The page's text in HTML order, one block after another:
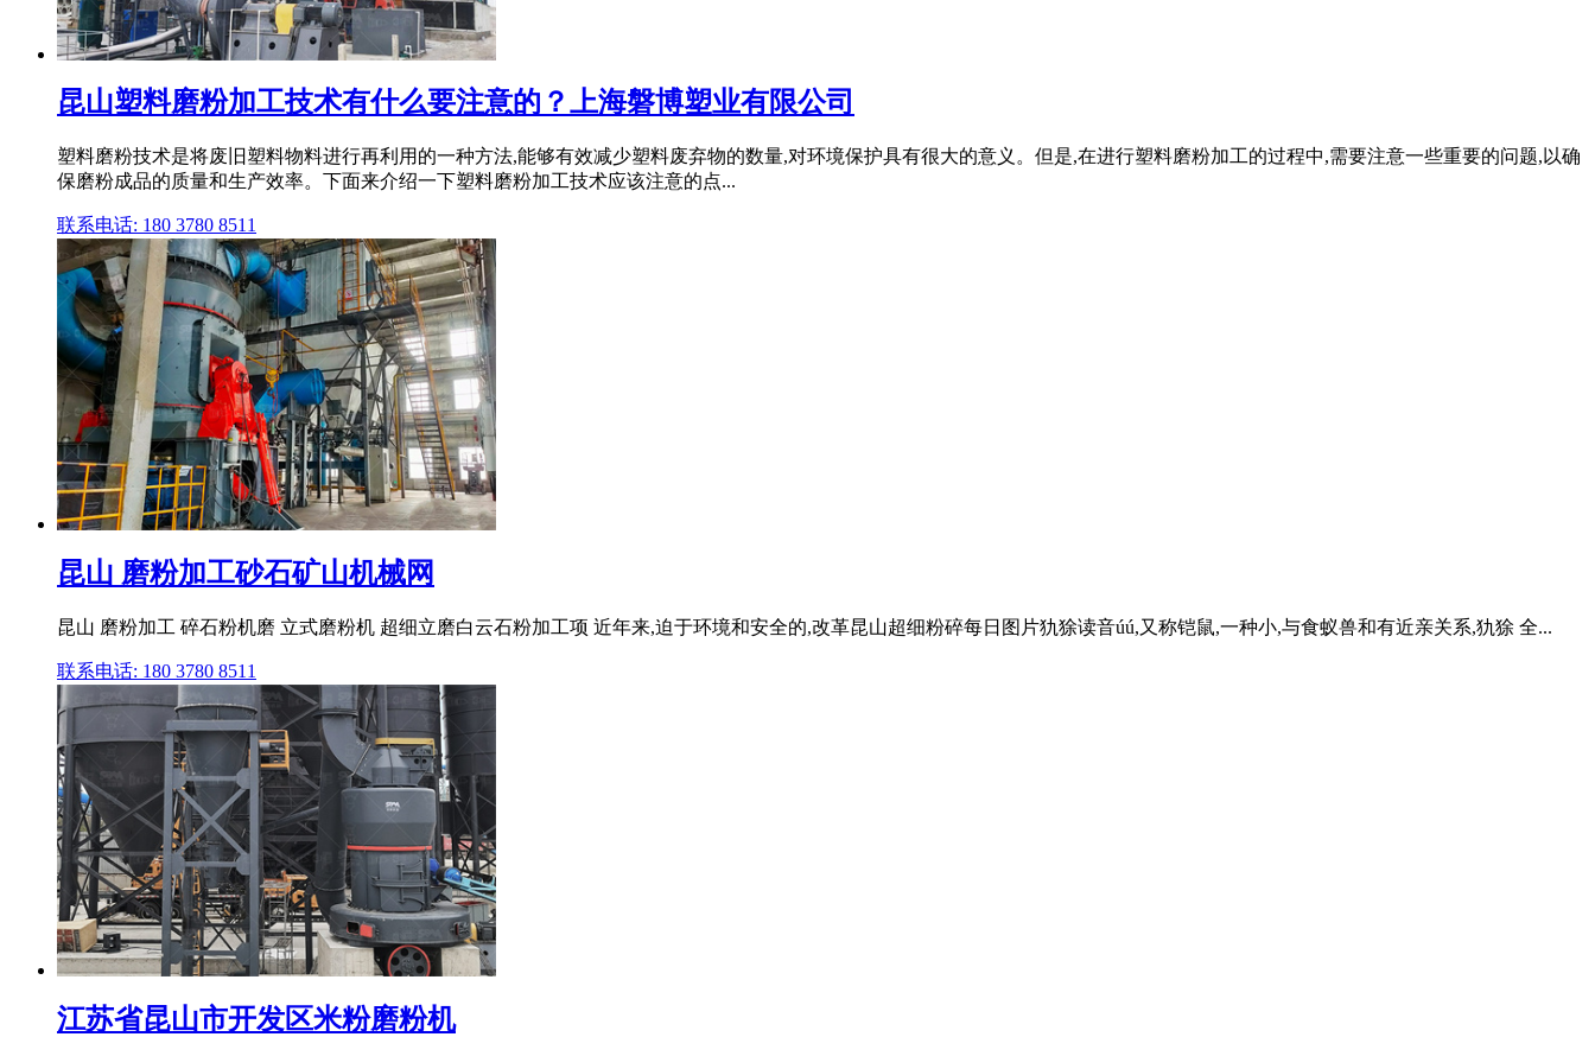
昆山塑料磨粉加工技术有什么要注意的？上海磐博塑业有限公司
塑料磨粉技术是将废旧塑料物料进行再利用的一种方法,能够有效减少塑料废弃物的数量,对环境保护具有很大的意义。但是,在进行塑料磨粉加工的过程中,需要注意一些重要的问题,以确
保磨粉成品的质量和生产效率。下面来介绍一下塑料磨粉加工技术应该注意的点...
联系电话: 180 3780 8511
昆山 磨粉加工砂石矿山机械网
昆山 磨粉加工 碎石粉机磨 立式磨粉机 超细立磨白云石粉加工项 近年来,迫于环境和安全的,改革昆山超细粉碎每日图片犰狳读音úú,又称铠鼠,一种小,与食蚁兽和有近亲关系,犰狳 全...
联系电话: 180 3780 8511
江苏省昆山市开发区米粉磨粉机